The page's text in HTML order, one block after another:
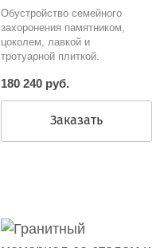
Обустройство семейного
захоронения памятником,
цоколем, лавкой и
тротуарной плиткой.
180 240 руб.
Заказать